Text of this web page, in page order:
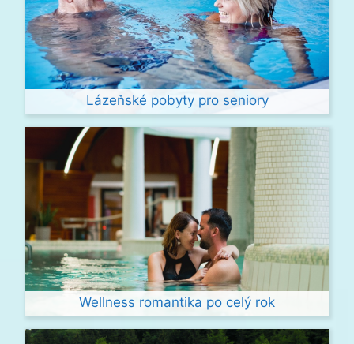
Lázeňské pobyty pro seniory
Wellness romantika po celý rok